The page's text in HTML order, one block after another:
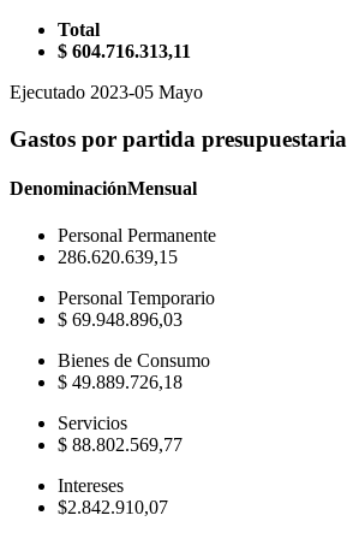
Total
$ 604.716.313,11
Ejecutado 2023-05 Mayo
Gastos por partida presupuestaria
DenominaciónMensual
Personal Permanente
286.620.639,15
Personal Temporario
$ 69.948.896,03
Bienes de Consumo
$ 49.889.726,18
Servicios
$ 88.802.569,77
Intereses
$2.842.910,07